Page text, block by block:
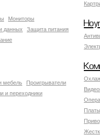
Мониторы
данных
Защита питания
мебель
Проигрыватели
и переходники